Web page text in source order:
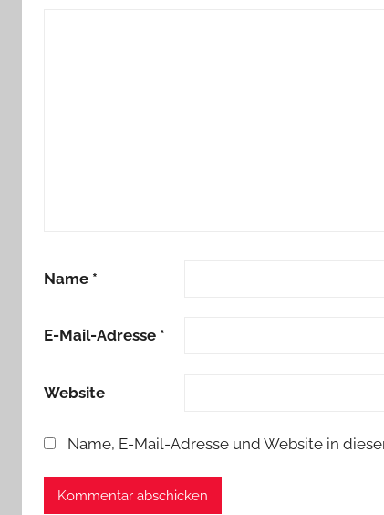
Name *
E-Mail-Adresse *
Website
Name, E-Mail-Adresse und Website in